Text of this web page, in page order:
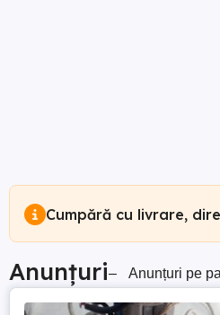
Cumpără cu livrare,
Anunțuri– Anunțuri pe